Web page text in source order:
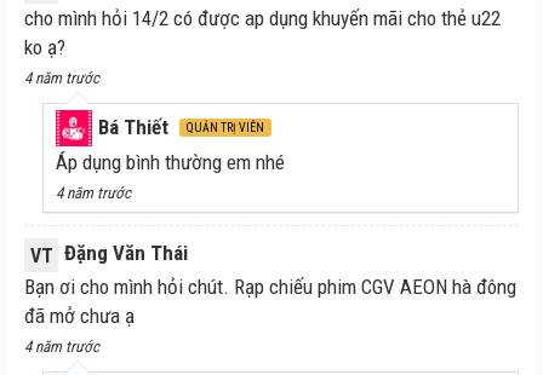
cho mình hỏi 14/2 có được ap dụng khuyến mãi cho thẻ u22
ko ạ?
4 năm trước
Bá Thiết QUẢN TRỊ VIÊN
Áp dụng bình thường em nhé
4 năm trước
VT Đặng Văn Thái
Bạn ơi cho mình hỏi chút. Rạp chiếu phim CGV AEON hà đông
đã mở chưa ạ
4 năm trước